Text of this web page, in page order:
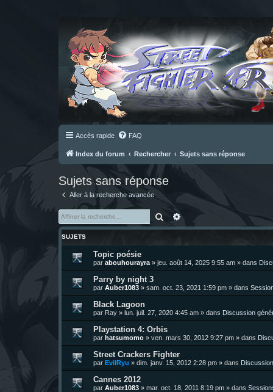
Accès rapide FAQ
Index du forum Rechercher Sujets sans réponse
Sujets sans réponse
Aller à la recherche avancée
Rechercher
Recherche avancée
SUJETS
Topic poésie
par abouhourayra » jeu. août 14, 2025 9:55 am » dans
Parry by night 3
par Auber1083 » sam. oct. 23, 2021 1:59 pm » dans
Black Lagoon
par Ray » lun. juil. 27, 2020 4:45 am » dans Discussion
Playstation 4: Orbis
par hatsumomo » ven. mars 30, 2012 9:27 pm » dans
Street Crackers Fighter
par EvilRyu » dim. janv. 15, 2012 2:28 pm » dans
Cannes 2012
par Auber1083 » mar. oct. 18, 2011 8:19 pm » dans